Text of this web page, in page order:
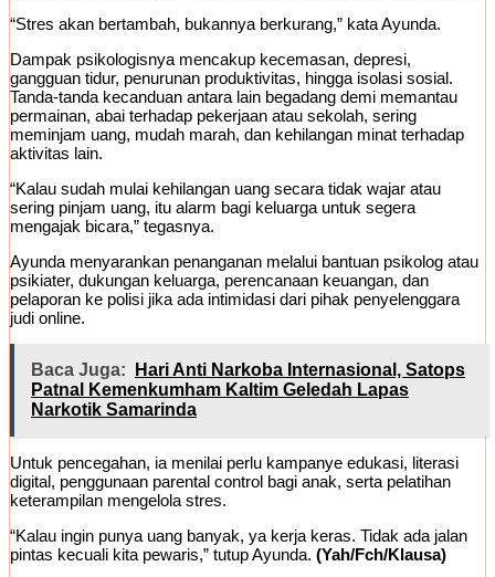
“Stres akan bertambah, bukannya berkurang,” kata Ayunda.
Dampak psikologisnya mencakup kecemasan, depresi,
gangguan tidur, penurunan produktivitas, hingga isolasi sosial.
Tanda-tanda kecanduan antara lain begadang demi memantau
permainan, abai terhadap pekerjaan atau sekolah, sering
meminjam uang, mudah marah, dan kehilangan minat terhadap
aktivitas lain.
“Kalau sudah mulai kehilangan uang secara tidak wajar atau
sering pinjam uang, itu alarm bagi keluarga untuk segera
mengajak bicara,” tegasnya.
Ayunda menyarankan penanganan melalui bantuan psikolog atau
psikiater, dukungan keluarga, perencanaan keuangan, dan
pelaporan ke polisi jika ada intimidasi dari pihak penyelenggara
judi online.
Baca Juga:
Hari Anti Narkoba Internasional, Satops
Patnal Kemenkumham Kaltim Geledah Lapas
Narkotik Samarinda
Untuk pencegahan, ia menilai perlu kampanye edukasi, literasi
digital, penggunaan parental control bagi anak, serta pelatihan
keterampilan mengelola stres.
“Kalau ingin punya uang banyak, ya kerja keras. Tidak ada jalan
pintas kecuali kita pewaris,” tutup Ayunda. (Yah/Fch/Klausa)